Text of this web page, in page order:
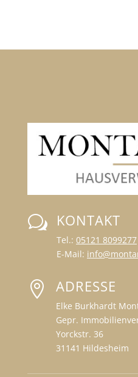
w KONTAKT
Tel.: 05121 8099277
E-Mail:
 ADRESSE
Elke Burkhardt
Gepr.
Yorckstr. 36
31141 Hildesheim